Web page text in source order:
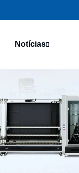
Notícias